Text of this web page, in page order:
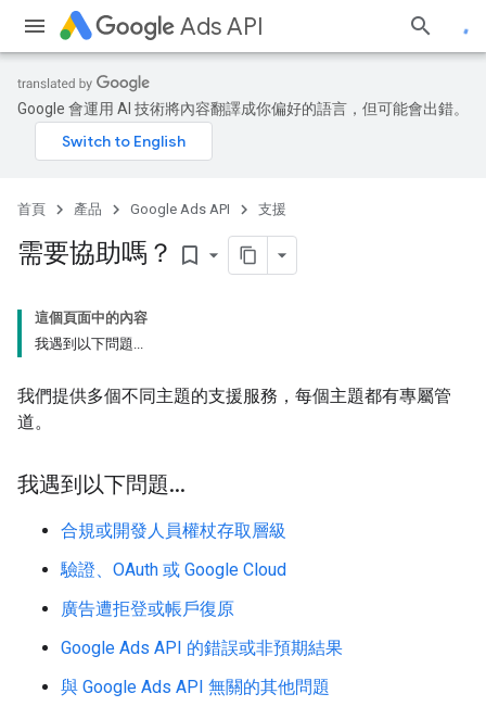
Ads API
Google 會運用 AI 技術將內容翻譯成你偏好的語言，但可能會出錯。
首頁 產品 Google Ads API 支援
需要協助嗎？ bookmark_border
這個頁面中的內容
我遇到以下問題...
我們提供多個不同主題的支援服務，每個主題都有專屬管
道。
我遇到以下問題...
合規或開發人員權杖存取層級
驗證、OAuth 或 Google Cloud
廣告遭拒登或帳戶復原
Google Ads API 的錯誤或非預期結果
與 Google Ads API 無關的其他問題